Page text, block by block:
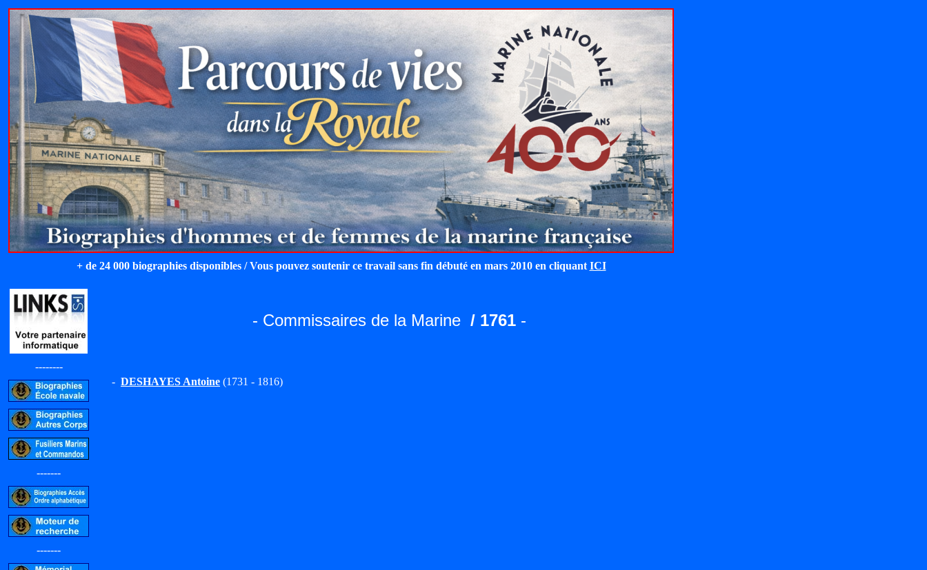
+ de 24 000 biographies disponibles / Vous pouvez soutenir ce travail sans fin débuté en mars 2010 en cliquant ICI
--------
-------
-------
- Commissaires de la Marine/ 1761-
- DESHAYES Antoine (1731 - 1816)